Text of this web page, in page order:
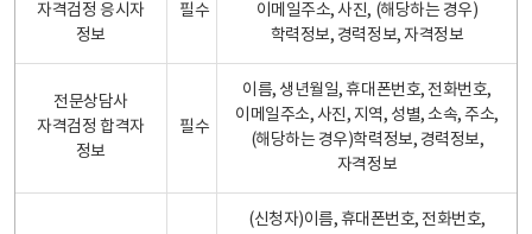
자격검정 응시자
정보
필수
이메일주소, 사진, (해당하는 경우)
학력정보, 경력정보, 자격정보
전문상담사
자격검정 합격자
정보
필수
이름, 생년월일, 휴대폰번호, 전화번호,
이메일주소, 사진, 지역, 성별, 소속, 주소,
(해당하는 경우)학력정보, 경력정보,
자격정보
(신청자)이름, 휴대폰번호, 전화번호,